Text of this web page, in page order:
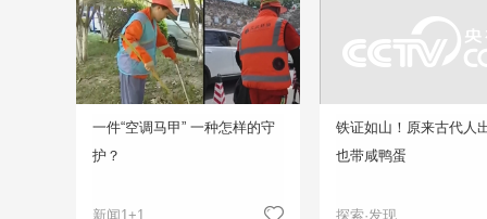
一件“空调马甲” 一种怎样的守
护？
新闻1+1
铁证如山！原来古代人
也带咸鸭蛋
探索·发现